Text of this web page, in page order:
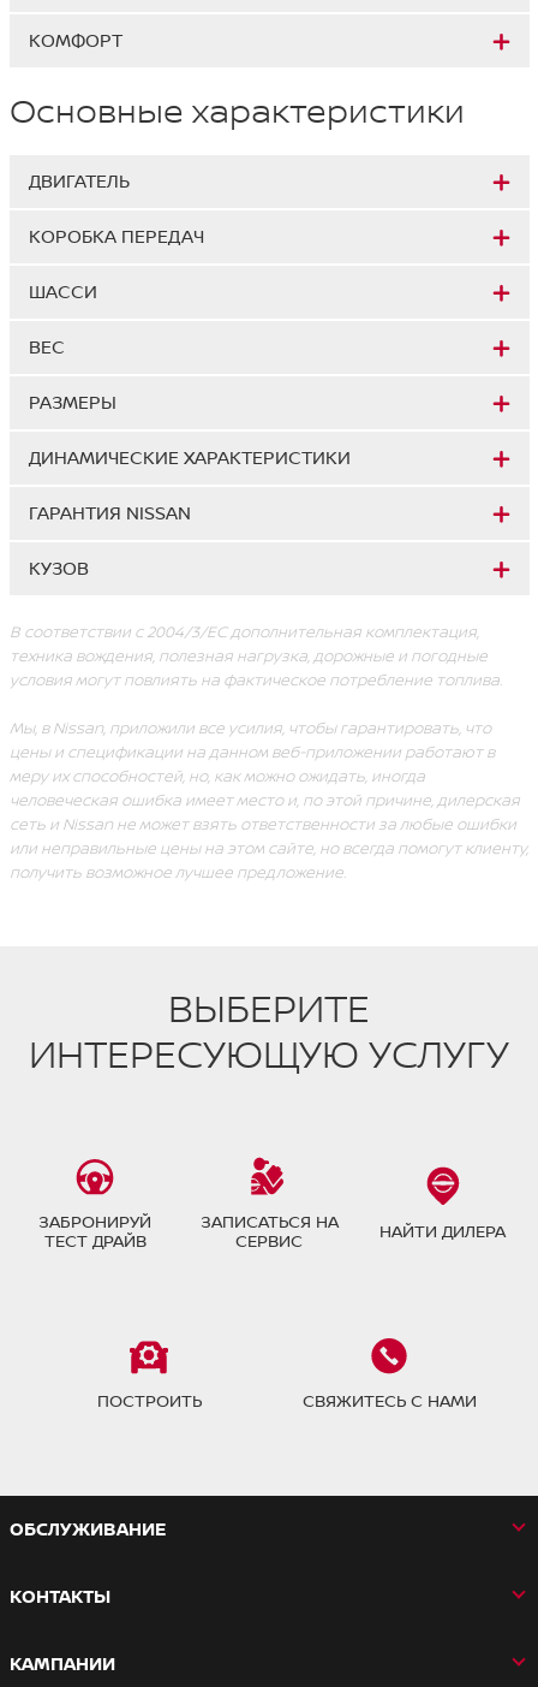
КОМФОРТ
Основные характеристики
ДВИГАТЕЛЬ
КОРОБКА ПЕРЕДАЧ
ШАССИ
ВЕС
РАЗМЕРЫ
ДИНАМИЧЕСКИЕ ХАРАКТЕРИСТИКИ
ГАРАНТИЯ NISSAN
КУЗОВ
В соответствии с 2004/3/ЕС дополнительная комплектация,
техника вождения, полезная нагрузка, дорожные и погодные
условия могут повлиять на фактическое потребление топлива.
Мы, в Nissan, приложили все усилия, чтобы гарантировать, что
цены и спецификации на данном веб-приложении работают в
меру их способностей, но, как можно ожидать, иногда
человеческая ошибка имеет место и, по этой причине, дилерская
сеть и Nissan не может взять ответственности за любые ошибки
или неправильные цены на этом сайте, но всегда помогут клиенту,
получить возможное лучшее предложение.
ВЫБЕРИТЕ
ИНТЕРЕСУЮЩУЮ УСЛУГУ
ЗАБРОНИРУЙ
ТЕСТ ДРАЙВ
ЗАПИСАТЬСЯ НА
СЕРВИС
НАЙТИ ДИЛЕРА
ПОСТРОИТЬ СВЯЖИТЕСЬ С НАМИ
OБСЛУЖИВАНИЕ
КОНТАКТЫ
КАМПАНИИ